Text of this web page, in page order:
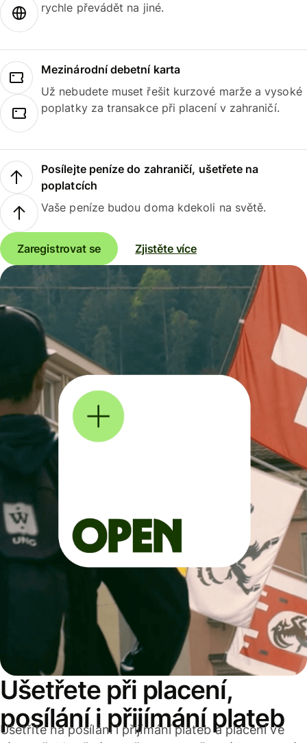
rychle převádět na jiné.
Mezinárodní debetní karta
Už nebudete muset řešit kurzové marže a vysoké
poplatky za transakce při placení v zahraničí.
Posílejte peníze do zahraničí, ušetřete na
poplatcích
Vaše peníze budou doma kdekoli na světě.
Zaregistrovat se Zjistěte více
Ušetřete při placení,
posílání i přijímání plateb
Ušetříte na posílání i přijímání plateb a placení ve